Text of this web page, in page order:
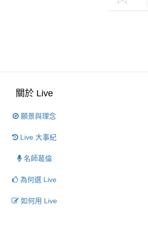
關於 Live
願景與理念
Live 大事紀
名師葛倫
為何選 Live
如何用 Live